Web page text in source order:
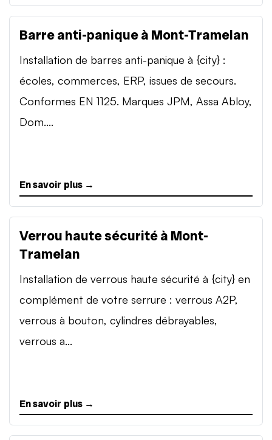
Barre anti-panique à Mont-Tramelan
Installation de barres anti-panique à {city} :
écoles, commerces, ERP, issues de secours.
Conformes EN 1125. Marques JPM, Assa Abloy,
Dom....
En savoir plus →
Verrou haute sécurité à Mont-
Tramelan
Installation de verrous haute sécurité à {city} en
complément de votre serrure : verrous A2P,
verrous à bouton, cylindres débrayables,
verrous a...
En savoir plus →